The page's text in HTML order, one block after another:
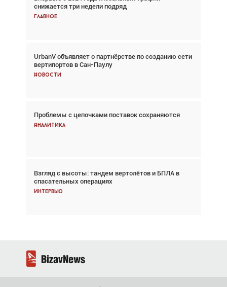
снижается три недели подряд
Главное
UrbanV объявляет о партнёрстве по созданию сети
вертипортов в Сан-Паулу
Новости
Проблемы с цепочками поставок сохраняются
Аналитика
Взгляд с высоты: тандем вертолётов и БПЛА в
спасательных операциях
Интервью
спасательных операциях
Главное
Авиационный фотограф Дэйв Кох: «Фотография
говорит сама за себя... а ИИ всё портит»
Новости
Впервые с 2024 года глобальный трафик
снижается три недели подряд
Частный самолёт – это актив. Подходите к
покупке соответствующим образом
Интервью